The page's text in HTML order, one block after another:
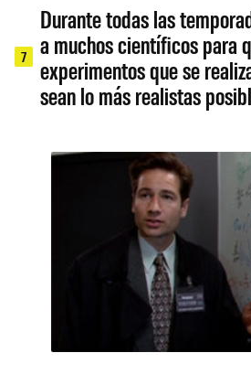
7
Durante todas las
a muchos científicos para
experimentos que se
sean lo más realistas